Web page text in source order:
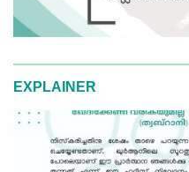
EXPLAINER